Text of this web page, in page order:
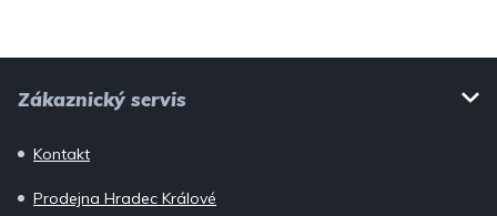
Zákaznický servis
Kontakt
Prodejna Hradec Králové